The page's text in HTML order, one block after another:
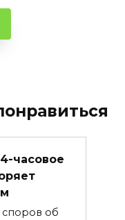
часовое
споров об